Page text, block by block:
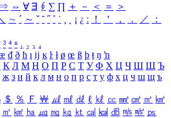
⇒ ⇔ ∀ ∃ ∮ ∑ ∏ ＋ － ＜ ＝
＞
∼ ´ ～ ˇ ˘ ˝ ˚ ˙ ¸ ¡ ¿ ː ！ ＇ ， ． ／
：
³ ⁴ ⁿ ₁ ₂ ₃ ₄
đ ð ħ ı ĳ ĸ ŀ ł ø œ ß þ ŧ ŋ ŉ
К Л М Н О П Р С Т У Ф Х Ц Ч Ш Щ Ъ
ж з и й к л м н о п р с т у ф х ц ч ш щ ъ
＄ ％ Ｆ ￦ ㎕ ㎖ ㎗ ℓ ㎘ ㏄ ㎣ ㎤ ㎥ ㎦
㎡ ㎢ ㏊ ㎍ ㎎ ㎏ ㏏ ㎈ ㎉ ㏈ ㎧ ㎨ ㎰